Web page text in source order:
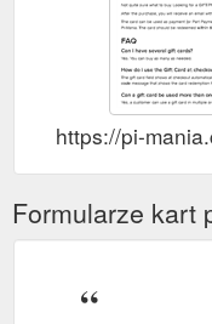
https://pi-
Formularze kart